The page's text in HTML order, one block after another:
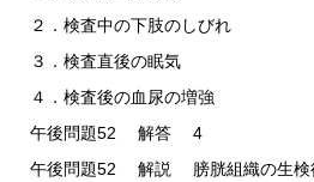
２．検査中の下肢のしびれ
３．検査直後の眠気
４．検査後の血尿の増強
午後問題52 解答 4
午後問題52 解説 膀胱組織の生検